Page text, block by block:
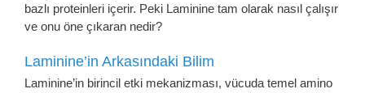
bazlı proteinleri içerir. Peki Laminine tam olarak nasıl çalışır
ve onu öne çıkaran nedir?
Laminine’in Arkasındaki Bilim
Laminine’in birincil etki mekanizması, vücuda temel amino